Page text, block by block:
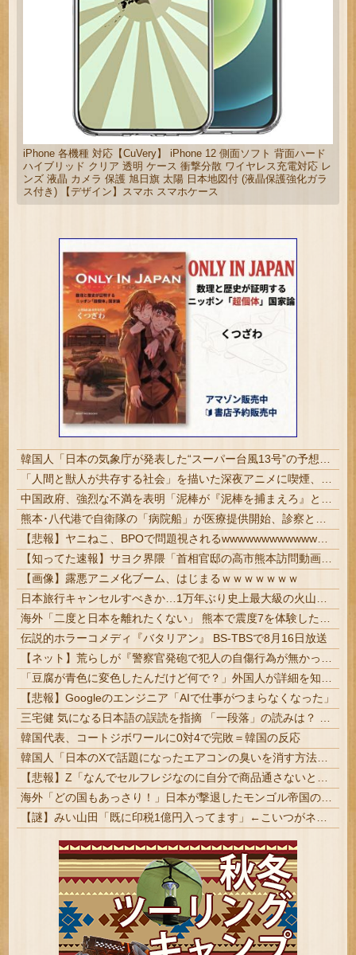
iPhone 各機種 対応【CuVery】 iPhone 12 側面ソフト 背面ハード
ハイブリッド クリア 透明 ケース 衝撃分散 ワイヤレス充電対応 レ
ンズ 液晶 カメラ 保護 旭日旗 太陽 日本地図付 (液晶保護強化ガラ
ス付き) 【デザイン】スマホ スマホケース
韓国人「日本の気象庁が発表した“スーパー台風13号”の予想進路をご覧ください・・・」→「これ韓国は完全に直撃なんだけど」「信じませんｗｗｗ」
「人間と獣人が共存する社会」を描いた深夜アニメに喫煙、違法薬物の連想シーンも…視聴者批判でBPO議論
中国政府、強烈な不満を表明「泥棒が『泥棒を捕まえろ』と叫ぶようなやり口で中国を貶めている」と強く非難！
熊本･八代港で自衛隊の「病院船」が医療提供開始、診察と薬剤処方…被災者向け大浴場も！
【悲報】ヤニねこ、BPOで問題視されるwwwwwwwwwwwwwwwwwwwwwwww
【知ってた速報】サヨク界隈「首相官邸の高市熊本訪問動画にBGMが付いてる！災害利用ガー！」→産経「安倍岸田石破時代も同様。当時は批判なかった」（...
【画像】露悪アニメ化ブーム、はじまるｗｗｗｗｗｗｗ
日本旅行キャンセルすべきか…1万年ぶり史上最大級の火山の兆し＝韓国の反応
海外「二度と日本を離れたくない」 熊本で震度7を体験したドイツ人が語る日本の強さに感動の声
伝説的ホラーコメディ『バタリアン』 BS-TBSで8月16日放送
【ネット】荒らしが『警察官発砲で犯人の自傷行為が無かったことにされた』記事に「難癖な記事」とイチャモン→自傷行為の動画が拡散してマスゴミの偏向報...
「豆腐が青色に変色したんだけど何で？」外国人が詳細を知りたがった日本のモノ特集
【悲報】Googleのエンジニア「AIで仕事がつまらなくなった」
三宅健 気になる日本語の誤読を指摘 「一段落」の読みは？ 「使い方間違ってるんだよなとか」 #元V6 | ここ数年で、「一生」の意味と使われ方が急激に変わったよな
韓国代表、コートジボワールに0対4で完敗＝韓国の反応
韓国人「日本のXで話題になったエアコンの臭いを消す方法をご覧ください」→「これマジ？」
【悲報】Z「なんでセルフレジなのに自分で商品通さないといけないんだ」
海外「どの国もあっさり！」日本が撃退したモンゴル帝国の本当の恐ろしさに海外が大騒ぎ
【謎】みい山田「既に印税1億円入ってます」←こいつがネットの叩き程度にムキになる理由